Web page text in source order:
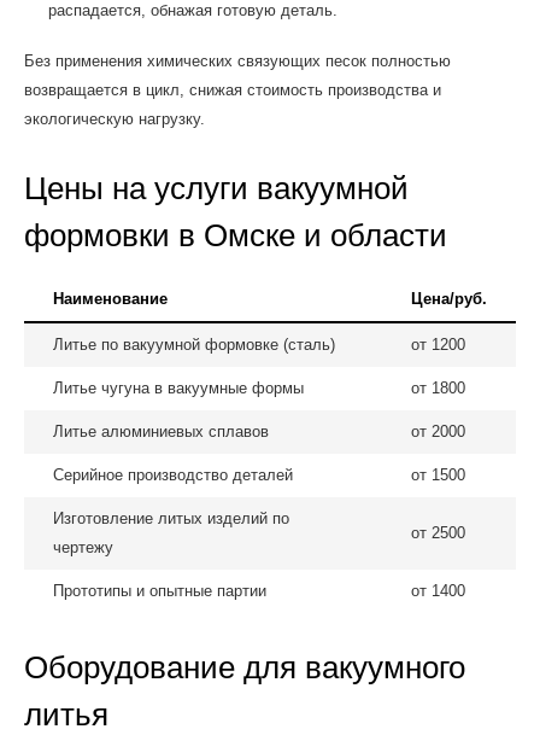
распадается, обнажая готовую деталь.
Без применения химических связующих песок полностью
возвращается в цикл, снижая стоимость производства и
экологическую нагрузку.
Цены на услуги вакуумной
формовки в Омске и области
Наименование Цена/руб.
Литье по вакуумной формовке (сталь) от 1200
Литье чугуна в вакуумные формы от 1800
Литье алюминиевых сплавов от 2000
Серийное производство деталей от 1500
Изготовление литых изделий по
чертежу
от 2500
Прототипы и опытные партии от 1400
Оборудование для вакуумного
литья